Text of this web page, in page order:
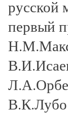
первый
В.К.Лубо